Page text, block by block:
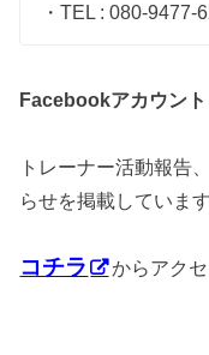
・TEL : 080-9477-
Facebookアカウント
トレーナー活動報告
らせを掲載しています
コチラ からアクセ